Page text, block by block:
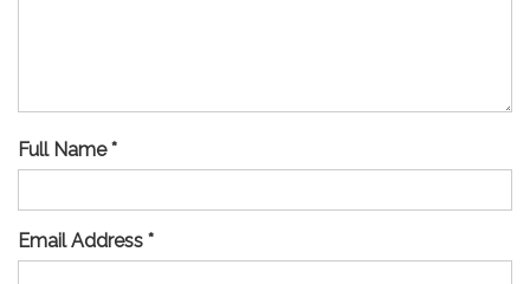
Full Name *
Email Address *